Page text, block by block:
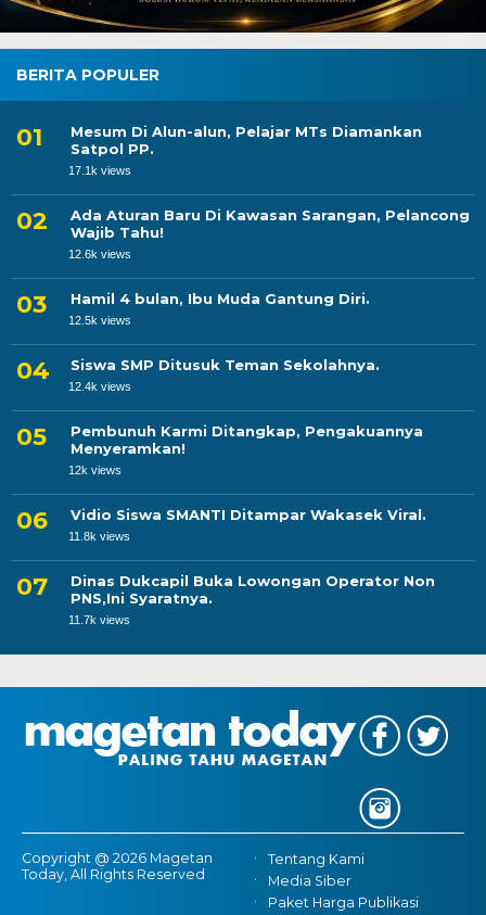
BERITA POPULER
Mesum Di Alun-alun, Pelajar MTs Diamankan
Satpol PP.
17.1k views
Ada Aturan Baru Di Kawasan Sarangan, Pelancong
Wajib Tahu!
12.6k views
Hamil 4 bulan, Ibu Muda Gantung Diri.
12.5k views
Siswa SMP Ditusuk Teman Sekolahnya.
12.4k views
Pembunuh Karmi Ditangkap, Pengakuannya
Menyeramkan!
12k views
Vidio Siswa SMANTI Ditampar Wakasek Viral.
11.8k views
Dinas Dukcapil Buka Lowongan Operator Non
PNS,Ini Syaratnya.
11.7k views
Copyright @ 2026 Magetan
Today, All Rights Reserved
Tentang Kami
Media Siber
Paket Harga Publikasi